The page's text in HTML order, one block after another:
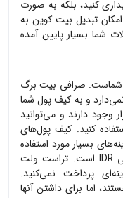
کنید، بلکه به صورت
تبدیل بیت کوین به
شما بسیار پایین آمده
شماست. صرافی بیت برگ
و به کیف پول شما
وجود دارند و می‌توانید
کنید. کیف پول‌های
بسیار مورد استفاده
IDR است. تراست ولت
پرداخت نمی‌کنید.
اما برای داشتن آنها